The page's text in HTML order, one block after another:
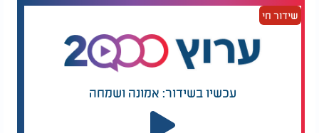
ירושלים: 8°-17°
שידור חי
עכשיו בשידור: אמונה ושמחה